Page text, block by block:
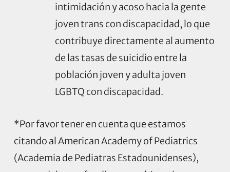
intimidación y acoso hacia la gente
joven trans con discapacidad, lo que
contribuye directamente al aumento
de las tasas de suicidio entre la
población joven y adulta joven
LGBTQ con discapacidad.
*Por favor tener en cuenta que estamos
citando al American Academy of Pediatrics
(Academia de Pediatras Estadounidenses),